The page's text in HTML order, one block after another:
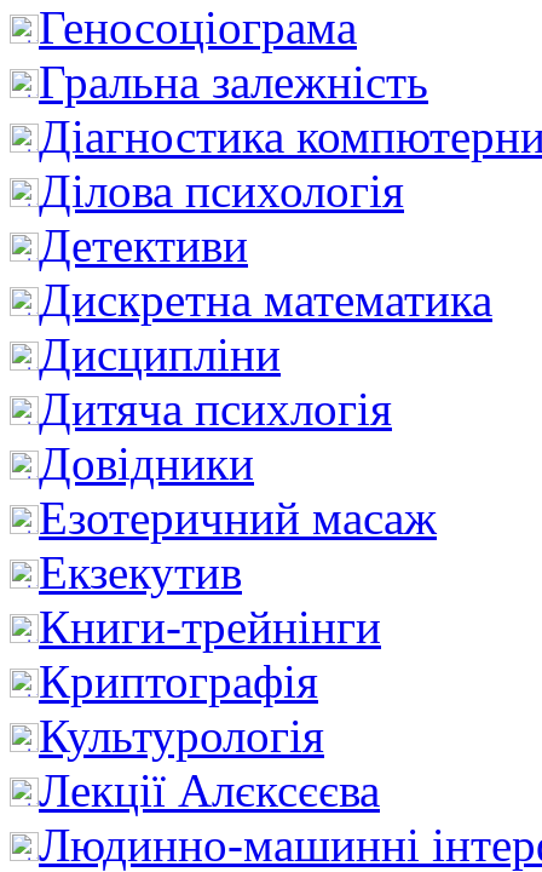
Геносоціограма
Гральна залежність
Діагностика
Ділова психологія
Детективи
Дискретна математика
Дисципліни
Дитяча психлогія
Довідники
Езотеричний масаж
Екзекутив
Книги-трейнінги
Криптографія
Культурологія
Лекції Алєксєєва
Людинно-машинні